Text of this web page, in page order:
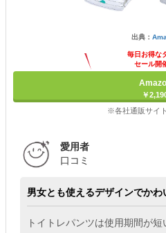
出典：
毎日お得な
セール開
￥
※各社通販サイ
愛用者
口コミ
男女とも使えるデザインでかわ
トイトレパンツは使用期間が